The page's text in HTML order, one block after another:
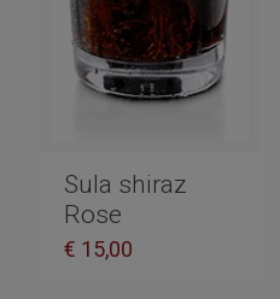
Sula shiraz
Rose
€ 15,00